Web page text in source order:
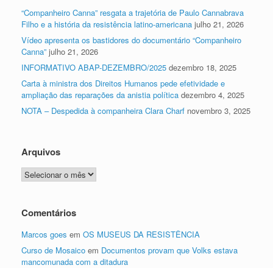
“Companheiro Canna” resgata a trajetória de Paulo Cannabrava
Filho e a história da resistência latino-americana julho 21, 2026
Vídeo apresenta os bastidores do documentário “Companheiro
Canna” julho 21, 2026
INFORMATIVO ABAP-DEZEMBRO/2025 dezembro 18, 2025
Carta à ministra dos Direitos Humanos pede efetividade e
ampliação das reparações da anistia política dezembro 4, 2025
NOTA – Despedida à companheira Clara Charf novembro 3, 2025
Arquivos
Arquivos
Comentários
Marcos goes em OS MUSEUS DA RESISTÊNCIA
Curso de Mosaico em Documentos provam que Volks estava
mancomunada com a ditadura